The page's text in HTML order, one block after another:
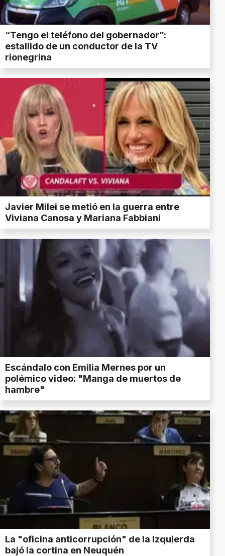
“Tengo el teléfono del gobernador”:
estallido de un conductor de la TV
rionegrina
Javier Milei se metió en la guerra entre
Viviana Canosa y Mariana Fabbiani
Escándalo con Emilia Mernes por un
polémico video: "Manga de muertos de
hambre"
La "oficina anticorrupción" de la Izquierda
bajó la cortina en Neuquén